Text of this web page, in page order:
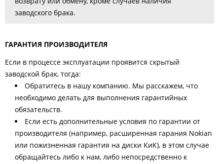
заводского брака.
ГАРАНТИЯ ПРОИЗВОДИТЕЛЯ
Если в процессе эксплуатации проявится скрытый
заводской брак, тогда:
Обратитесь в нашу компанию. Мы расскажем, что
необходимо делать для выполнения гарантийных
обязательств.
Если есть дополнительные условия по гарантии от
производителя (например, расширенная гарания Nokian
или пожизненная гарантия на диски КиК), в этом случае
обращайтесь либо к нам, либо непосредственно к